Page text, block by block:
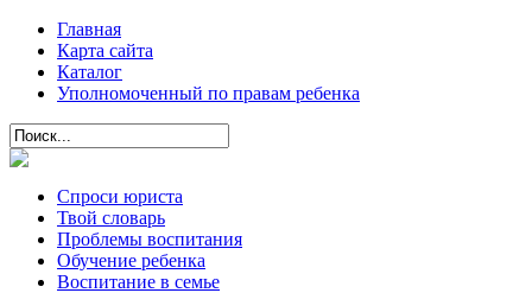
Главная
Карта сайта
Каталог
Уполномоченный по правам ребенка
Спроси юриста
Твой словарь
Проблемы воспитания
Обучение ребенка
Воспитание в семье